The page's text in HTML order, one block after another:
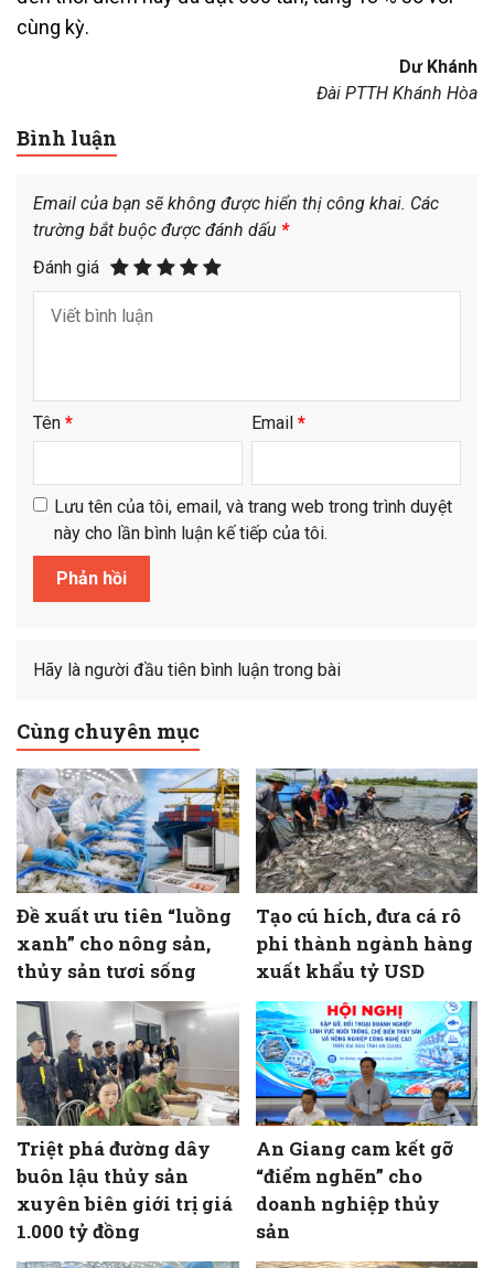
cùng kỳ.
Dư Khánh
Đài PTTH Khánh Hòa
Bình luận
Email của bạn sẽ không được hiển thị công khai. Các
trường bắt buộc được đánh dấu *
Đánh giá
Tên * Email *
Lưu tên của tôi, email, và trang web trong trình duyệt
này cho lần bình luận kế tiếp của tôi.
Hãy là người đầu tiên bình luận trong bài
Cùng chuyên mục
Đề xuất ưu tiên “luồng
xanh” cho nông sản,
thủy sản tươi sống
Tạo cú hích, đưa cá rô
phi thành ngành hàng
xuất khẩu tỷ USD
Triệt phá đường dây
buôn lậu thủy sản
xuyên biên giới trị giá
1.000 tỷ đồng
An Giang cam kết gỡ
“điểm nghẽn” cho
doanh nghiệp thủy
sản